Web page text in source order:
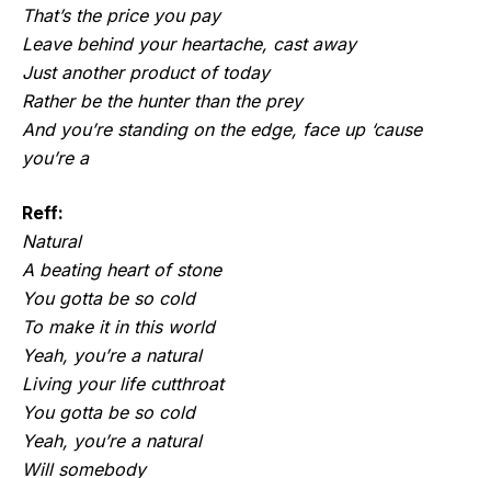
That’s the price you pay
Leave behind your heartache, cast away
Just another product of today
Rather be the hunter than the prey
And you’re standing on the edge, face up ‘cause
you’re a
Reff:
Natural
A beating heart of stone
You gotta be so cold
To make it in this world
Yeah, you’re a natural
Living your life cutthroat
You gotta be so cold
Yeah, you’re a natural
Will somebody